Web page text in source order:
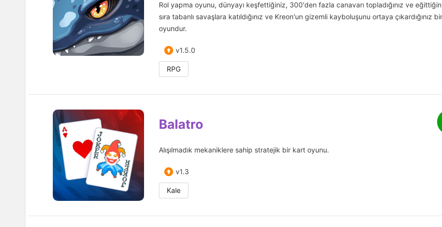
Rol yapma oyunu, dünyayı keşfettiğiniz, 300'den fazla canavarı topladığınız ve
sıra tabanlı savaşlara katıldığınız ve Kreon'un gizemli kayboluşunu ortaya çıkardığınız bir
oyundur.
v1.5.0
RPG
Balatro
Alışılmadık mekaniklere sahip stratejik bir kart oyunu.
v1.3
Kale